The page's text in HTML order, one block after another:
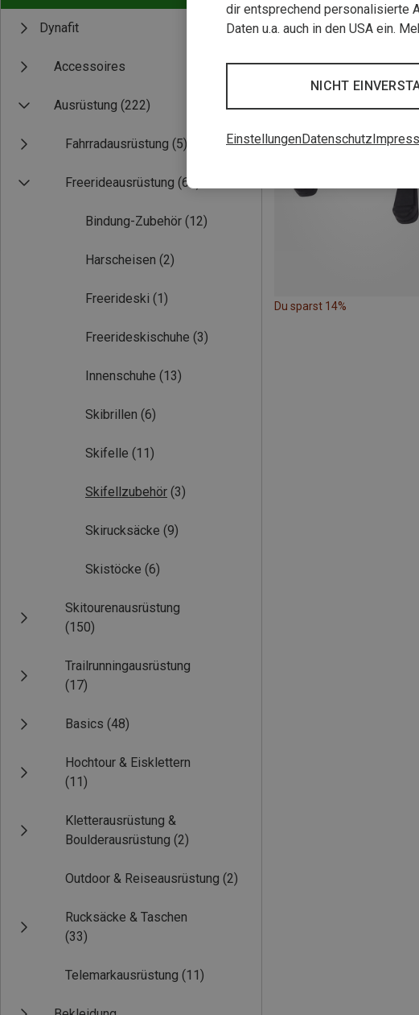
Dynafit
Accessoires
Ausrüstung (222)
Fahrradausrüstung (5)
Freerideausrüstung (66)
Bindung-Zubehör (12)
Harscheisen (2)
Freerideski (1)
Freerideskischuhe (3)
Innenschuhe (13)
Skibrillen (6)
Skifelle (11)
Skifellzubehör (3)
Skirucksäcke (9)
Skistöcke (6)
Skitourenausrüstung
(150)
Trailrunningausrüstung
(17)
Basics (48)
Hochtour & Eisklettern
(11)
Kletterausrüstung &
Boulderausrüstung (2)
Outdoor & Reiseausrüstung (2)
Rucksäcke & Taschen
(33)
Telemarkausrüstung (11)
Du sparst 14%
dir entsprechend personalisierte
Daten u.a. auch in den USA ein.
NICHT
EinstellungenDatenschutz